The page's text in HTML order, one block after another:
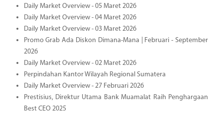
Daily Market Overview - 05 Maret 2026
Daily Market Overview - 04 Maret 2026
Daily Market Overview - 03 Maret 2026
Promo Grab Ada Diskon Dimana-Mana | Februari - September
2026
Daily Market Overview - 02 Maret 2026
Perpindahan Kantor Wilayah Regional Sumatera
Daily Market Overview - 27 Februari 2026
Prestisius, Direktur Utama Bank Muamalat Raih Penghargaan
Best CEO 2025